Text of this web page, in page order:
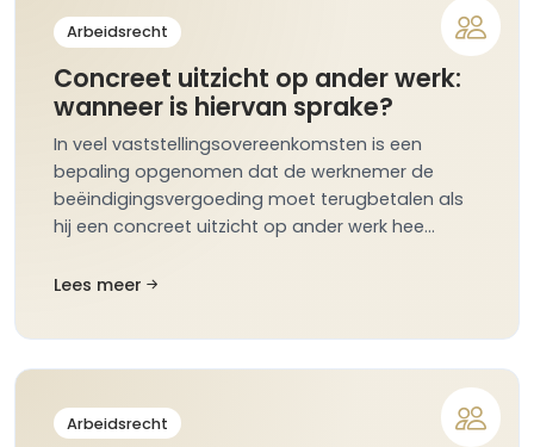
Arbeidsrecht
Concreet uitzicht op ander werk:
wanneer is hiervan sprake?
In veel vaststellingsovereenkomsten is een
bepaling opgenomen dat de werknemer de
beëindigingsvergoeding moet terugbetalen als
hij een concreet uitzicht op ander werk hee…
Lees meer
Arbeidsrecht